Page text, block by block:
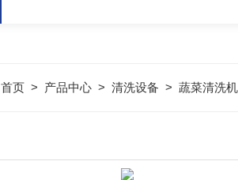
首页 > 产品中心 > 清洗设备 > 蔬菜清洗机